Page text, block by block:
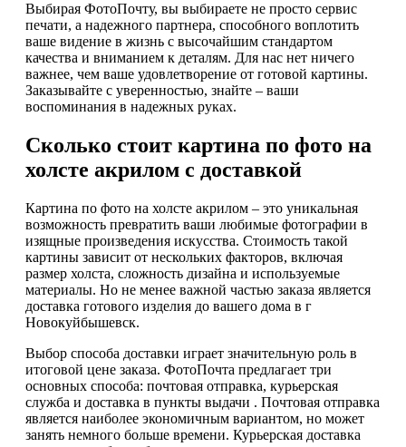
Выбирая ФотоПочту, вы выбираете не просто сервис
печати, а надежного партнера, способного воплотить
ваше видение в жизнь с высочайшим стандартом
качества и вниманием к деталям. Для нас нет ничего
важнее, чем ваше удовлетворение от готовой картины.
Заказывайте с уверенностью, знайте – ваши
воспоминания в надежных руках.
Сколько стоит картина по фото на
холсте акрилом с доставкой
Картина по фото на холсте акрилом – это уникальная
возможность превратить ваши любимые фотографии в
изящные произведения искусства. Стоимость такой
картины зависит от нескольких факторов, включая
размер холста, сложность дизайна и используемые
материалы. Но не менее важной частью заказа является
доставка готового изделия до вашего дома в г
Новокуйбышевск.
Выбор способа доставки играет значительную роль в
итоговой цене заказа. ФотоПочта предлагает три
основных способа: почтовая отправка, курьерская
служба и доставка в пункты выдачи . Почтовая отправка
является наиболее экономичным вариантом, но может
занять немного больше времени. Курьерская доставка